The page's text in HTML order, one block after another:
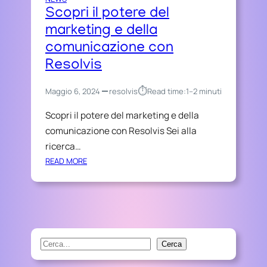
Scopri il potere del
marketing e della
comunicazione con
Resolvis
Maggio 6, 2024 resolvis⏱︎Read time:1–2 minuti
Scopri il potere del marketing e della
comunicazione con Resolvis Sei alla
ricerca…
READ MORE:
C
R
I
I
S
e
Cerca